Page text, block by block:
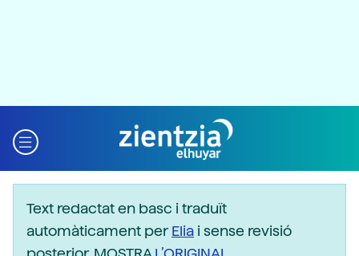
Text redactat en basc i traduït
automàticament perElia i sense revisió